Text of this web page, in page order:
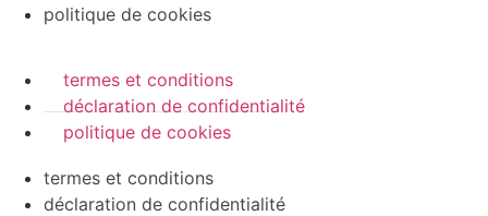
politique de cookies
termes et conditions
déclaration de confidentialité
politique de cookies
termes et conditions
déclaration de confidentialité